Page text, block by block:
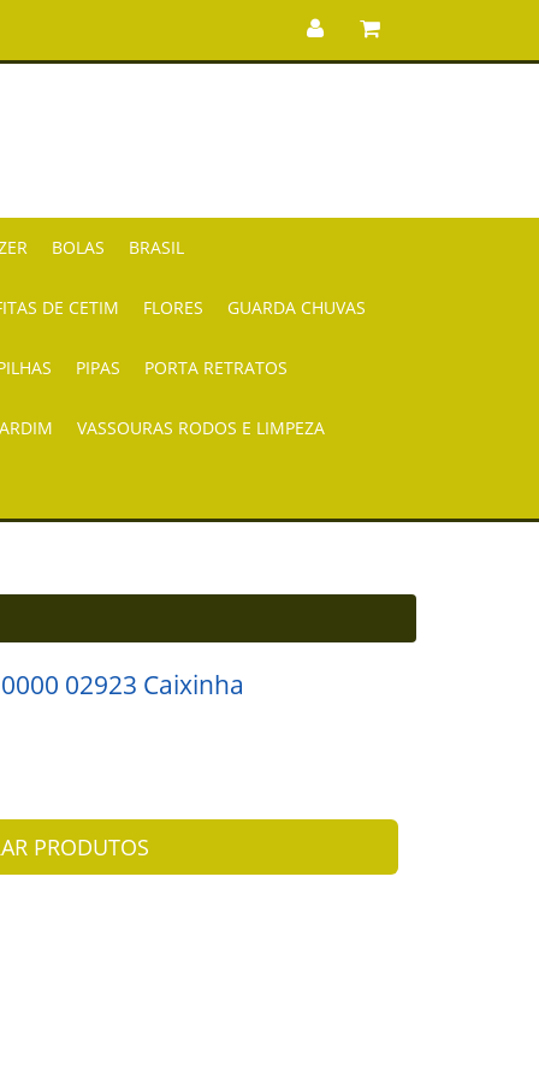
BOLAS BRASIL
DE CETIM FLORES GUARDA CHUVAS
PIPAS PORTA RETRATOS
VASSOURAS RODOS E LIMPEZA
02923 Caixinha
PRODUTOS